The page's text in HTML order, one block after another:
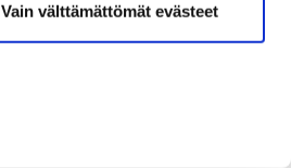
Vain välttämättömät evästeet